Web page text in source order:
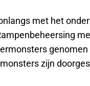
met het
zijn